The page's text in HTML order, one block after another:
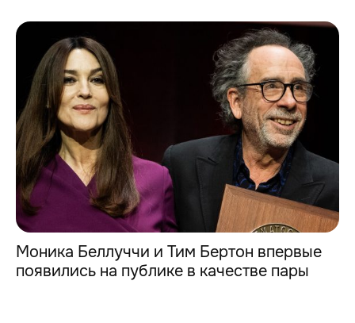
Моника Беллуччи и Тим Бертон впервые
появились на публике в качестве пары